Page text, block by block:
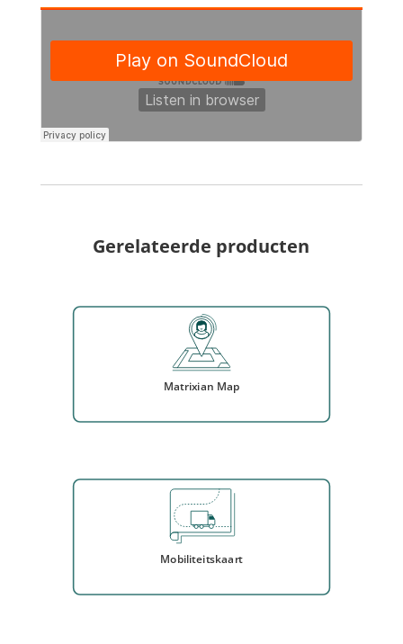
Gerelateerde producten
Matrixian Map
Mobiliteitskaart